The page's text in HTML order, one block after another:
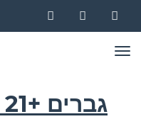
Facebook
YouTube
Instagram
תפריט
גברים +21 יד ימין 80 ק"ג